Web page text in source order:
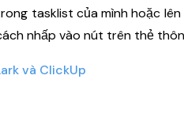
tasklist của mình hoặc
nhấp vào nút trên thẻ
và ClickUp